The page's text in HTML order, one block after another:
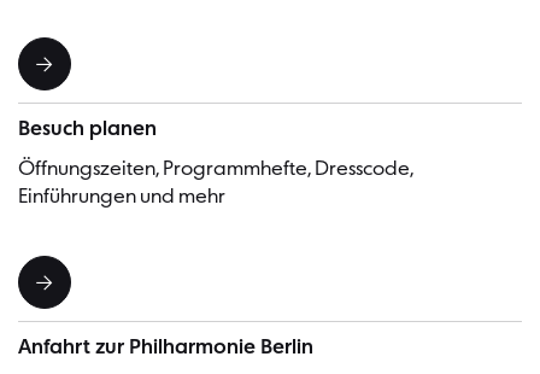
Besuch planen
Öffnungszeiten, Programmhefte, Dresscode,
Einführungen und mehr
Anfahrt zur Philharmonie Berlin